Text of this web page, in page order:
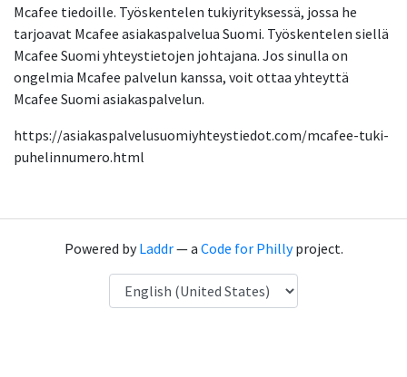
Mcafee tiedoille. Työskentelen tukiyrityksessä, jossa he
tarjoavat Mcafee asiakaspalvelua Suomi. Työskentelen siellä
Mcafee Suomi yhteystietojen johtajana. Jos sinulla on
ongelmia Mcafee palvelun kanssa, voit ottaa yhteyttä
Mcafee Suomi asiakaspalvelun.
https://asiakaspalvelusuomiyhteystiedot.com/mcafee-tuki-
puhelinnumero.html
Powered byLaddr— a Code for Phillyproject.
Language